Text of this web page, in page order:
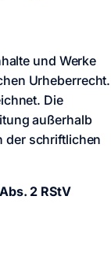
und Werke
Urheberrecht.
Die
außerhalb
der schriftlichen
2 RStV